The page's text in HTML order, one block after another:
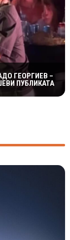
ГЕОРГИЕВ –
ПУБЛИКАТА